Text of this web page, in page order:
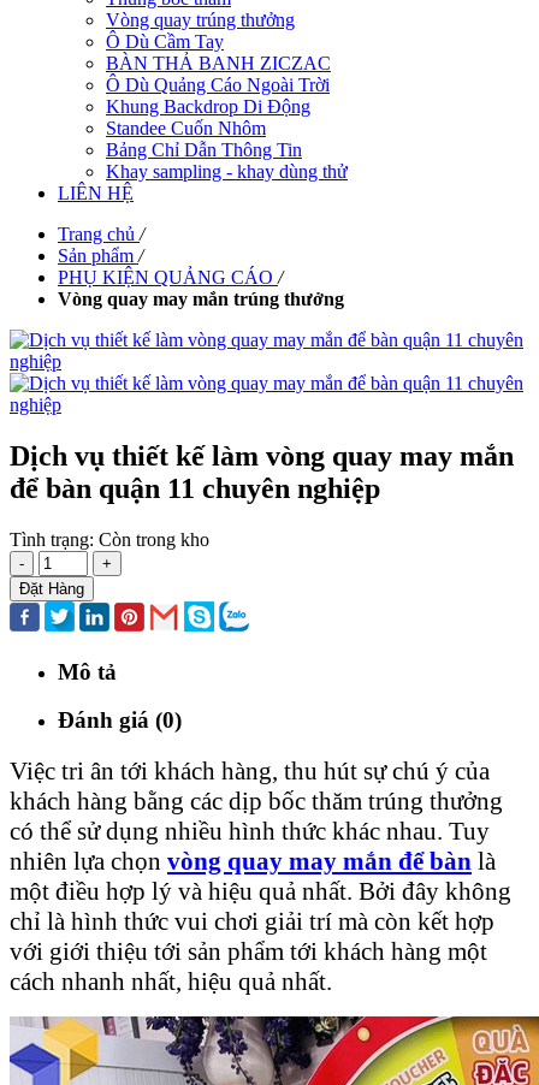
Vòng quay trúng thưởng
Ô Dù Cầm Tay
BÀN THẢ BANH ZICZAC
Ô Dù Quảng Cáo Ngoài Trời
Khung Backdrop Di Động
Standee Cuốn Nhôm
Bảng Chỉ Dẫn Thông Tin
Khay sampling - khay dùng thử
LIÊN HỆ
Trang chủ /
Sản phẩm /
PHỤ KIỆN QUẢNG CÁO /
Vòng quay may mắn trúng thưởng
Dịch vụ thiết kế làm vòng quay may mắn
để bàn quận 11 chuyên nghiệp
Tình trạng: Còn trong kho
-
+
Đặt Hàng
Mô tả
Đánh giá (0)
Việc tri ân tới khách hàng, thu hút sự chú ý của
khách hàng bằng các dịp bốc thăm trúng thưởng
có thể sử dụng nhiều hình thức khác nhau. Tuy
nhiên lựa chọn vòng quay may mắn để bàn là
một điều hợp lý và hiệu quả nhất. Bởi đây không
chỉ là hình thức vui chơi giải trí mà còn kết hợp
với giới thiệu tới sản phẩm tới khách hàng một
cách nhanh nhất, hiệu quả nhất.